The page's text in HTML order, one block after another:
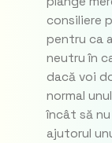
consiliere
pentru ca
neutru în
dacă voi
normal
încât să
ajutorul